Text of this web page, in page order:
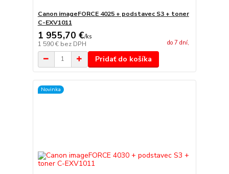
Canon imageFORCE 4025 + podstavec S3 + toner
C-EXV1011
1 955,70 €/ks
1 590 € bez DPH do 7 dní,
Pridať do košíka
Novinka